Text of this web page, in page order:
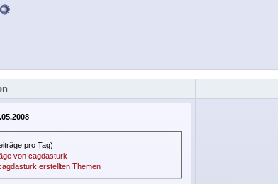
pro Tag)
von cagdasturk
erstellten Themen